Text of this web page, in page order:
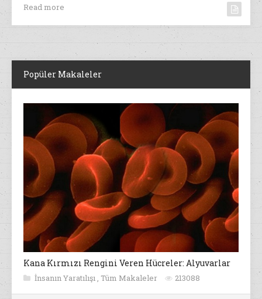
Read more
Popüler Makaleler
Kana Kırmızı Rengini Veren Hücreler: Alyuvarlar
İnsanın Yaratılışı , Tüm Makaleler 213088